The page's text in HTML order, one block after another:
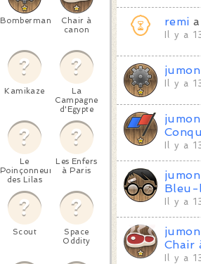
Bomberman
Chair à
canon
Kamikaze
La
Campagne
d'Egypte
Le
Poinçonneur
des Lilas
Les Enfers
à Paris
Scout
Space
Oddity
remi
Il y a
Il y a
Il y a
Il y a
Chair
Il y a